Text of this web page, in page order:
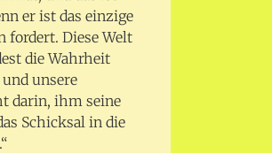
er ist das einzige
fordert. Diese Welt
die Wahrheit
unsere
darin, ihm seine
Schicksal in die